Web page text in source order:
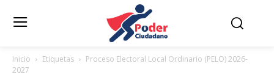
Inicio Etiquetas
Proceso Electoral Local Ordinario (PELO) 2026-
2027